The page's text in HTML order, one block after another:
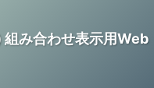
組み合わせ表示用Web